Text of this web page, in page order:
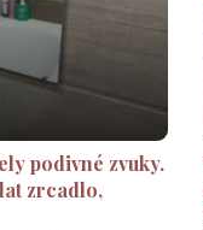
podivné zvuky.
zrcadlo,